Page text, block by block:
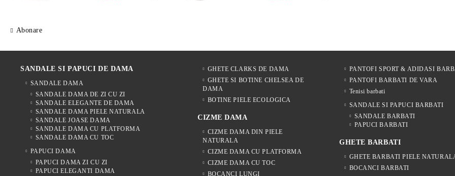
Abonare
SANDALE SI PAPUCI DE DAMA
SANDALE DAMA
SANDALE DAMA DE ZI CU ZI
SANDALE ELEGANTE DE DAMA
SANDALE DAMA PIELE NATURALA
SANDALE JOASE DAMA
SANDALE DAMA CU PLATFORMA
SANDALE DAMA CU TOC
PAPUCI DAMA
PAPUCI DAMA ZI CU ZI
PAPUCI ELEGANTI DAMA
GHETE CLARKS DE DAMA
GHETE SI BOTINE CHELSEA DE
DAMA
BOTINE PIELE ECOLOGICA
CIZME DAMA
CIZME DAMA DIN PIELE
NATURALA
CIZME DAMA CU PLATFORMA
CIZME DAMA CU TOC
BOCANCI LUNGI
PANTOFI SPORT & ADIDASI
PANTOFI BARBATI DE VARA
Tenisi barbati
SANDALE SI PAPUCI BARBATI
SANDALE BARBATI
PAPUCI BARBATI
GHETE BARBATI
GHETE BARBATI PIELE
BOCANCI BARBATI